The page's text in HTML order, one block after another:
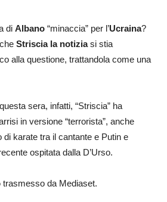
di Albano “minaccia” per l’Ucraina?
Striscia la notiziasi stia
alla questione, trattandola come una
sera, infatti, “Striscia” ha
in versione “terrorista”, anche
di karate tra il cantante e Putin e
ospitata dalla D’Urso.
trasmesso da Mediaset.